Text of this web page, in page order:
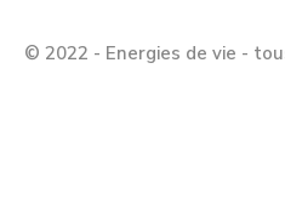
© 2022 - Energies de vie -